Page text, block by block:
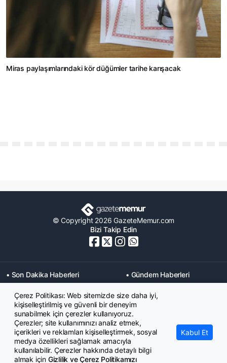
Miras paylaşımlarındaki kör düğümler tarihe karışacak
© Copyright 2026 GazeteMemur.com
Bizi Takip Edin
• Son Dakika Haberleri
• Gündem Haberleri
• Memurlar Haberleri
• KPSS Haberleri
• Ekonomi Haberleri
• Eğitim Haberleri
• Yaşam Haberleri
• Maaş Verileri Haberleri
• Mahkeme Kararları
Haberleri
Çerez Politikası: Web sitemizde size daha iyi,
kişiselleştirilmiş ve güvenli bir deneyim
sunabilmek için çerezler kullanıyoruz.
Çerezler; site kullanımınızı analiz etmek,
içerikleri ve reklamları kişiselleştirmek, sosyal
medya özellikleri sağlamak amacıyla
kullanılabilir. Çerezler hakkında detaylı bilgi
almak için Gizlilik ve Çerez Politikamızı
Kabul Et